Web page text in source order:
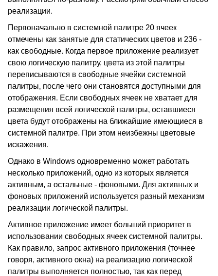
реализации.
Первоначально в системной палитре 20 ячеек
отмечены как занятые для статических цветов и 236 -
как свободные. Когда первое приложение реализует
свою логическую палитру, цвета из этой палитры
переписываются в свободные ячейки системной
палитры, после чего они становятся доступными для
отображения. Если свободных ячеек не хватает для
размещения всей логической палитры, оставшиеся
цвета будут отображены на ближайшие имеющиеся в
системной палитре. При этом неизбежны цветовые
искажения.
Однако в Windows одновременно может работать
несколько приложений, одно из которых является
активным, а остальные - фоновыми. Для активных и
фоновых приложений используется разный механизм
реализации логической палитры.
Активное приложение имеет больший приоритет в
использовании свободных ячеек системной палитры.
Как правило, запрос активного приложения (точнее
говоря, активного окна) на реализацию логической
палитры выполняется полностью, так как перед